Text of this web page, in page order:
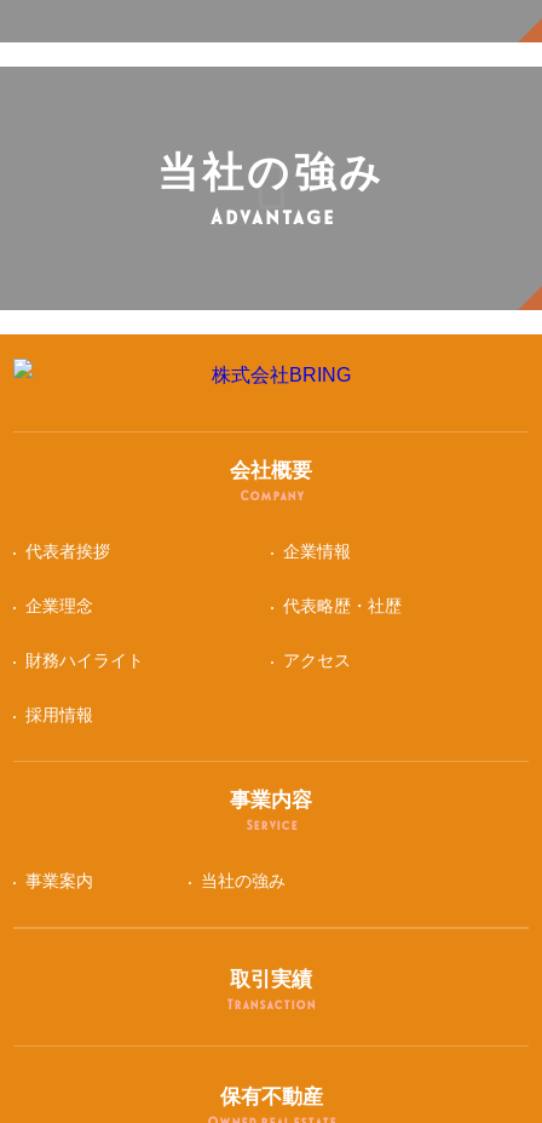
当社の強み
Advantage
会社概要
Company
代表者挨拶
企業理念
企業情報
代表略歴・社歴
財務ハイライト
採用情報
アクセス
事業内容
Service
事業案内 当社の強み
取引実績
Transaction
保有不動産